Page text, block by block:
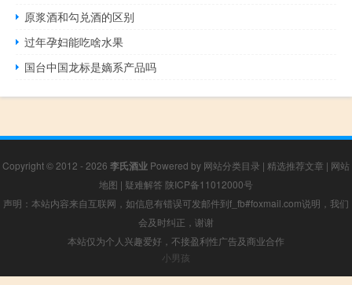
原浆酒和勾兑酒的区别
过年孕妇能吃啥水果
国台中国龙标是嫡系产品吗
Copyright © 2012 - 2026 李氏酒业 Powered by 网站分类目录 | 精选推荐文章 | 网站
地图 | 疑难解答 陕ICP备11012000号
声明：本站内容来自互联网，如信息有错误可发邮件到f_fb#foxmail.com说明，我们
会及时纠正，谢谢
本站仅为个人兴趣爱好，不接盈利性广告及商业合作
小男孩